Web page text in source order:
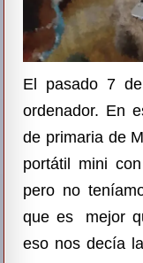
El pasado 7
ordenador. En
de primaria de
portátil mini
pero no
que es mejor
eso nos decía